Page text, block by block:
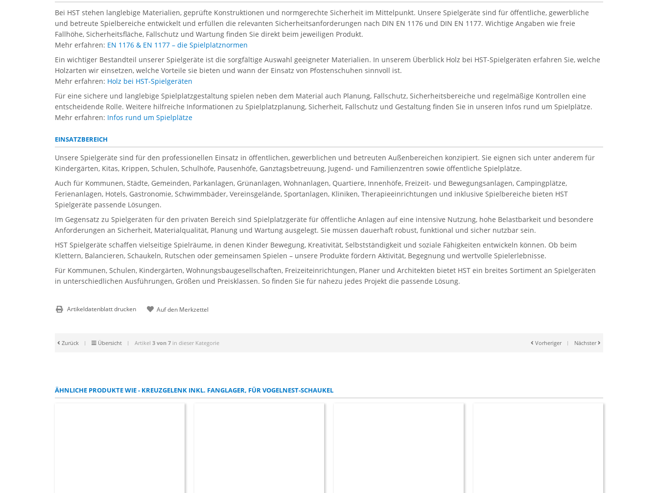
Bei HST stehen langlebige Materialien, geprüfte Konstruktionen und normgerechte Sicherheit im Mittelpunkt. Unsere Spielgeräte sind für öffentliche, gewerbliche
und betreute Spielbereiche entwickelt und erfüllen die relevanten Sicherheitsanforderungen nach DIN EN 1176 und DIN EN 1177. Wichtige Angaben wie freie
Fallhöhe, Sicherheitsfläche, Fallschutz und Wartung finden Sie direkt beim jeweiligen Produkt.
Mehr erfahren: EN 1176 & EN 1177 – die Spielplatznormen
Ein wichtiger Bestandteil unserer Spielgeräte ist die sorgfältige Auswahl geeigneter Materialien. In unserem Überblick Holz bei HST-Spielgeräten erfahren Sie, welche
Holzarten wir einsetzen, welche Vorteile sie bieten und wann der Einsatz von Pfostenschuhen sinnvoll ist.
Mehr erfahren: Holz bei HST-Spielgeräten
Für eine sichere und langlebige Spielplatzgestaltung spielen neben dem Material auch Planung, Fallschutz, Sicherheitsbereiche und regelmäßige Kontrollen eine
entscheidende Rolle. Weitere hilfreiche Informationen zu Spielplatzplanung, Sicherheit, Fallschutz und Gestaltung finden Sie in unseren Infos rund um Spielplätze.
Mehr erfahren: Infos rund um Spielplätze
EINSATZBEREICH
Unsere Spielgeräte sind für den professionellen Einsatz in öffentlichen, gewerblichen und betreuten Außenbereichen konzipiert. Sie eignen sich unter anderem für
Kindergärten, Kitas, Krippen, Schulen, Schulhöfe, Pausenhöfe, Ganztagsbetreuung, Jugend- und Familienzentren sowie öffentliche Spielplätze.
Auch für Kommunen, Städte, Gemeinden, Parkanlagen, Grünanlagen, Wohnanlagen, Quartiere, Innenhöfe, Freizeit- und Bewegungsanlagen, Campingplätze,
Ferienanlagen, Hotels, Gastronomie, Schwimmbäder, Vereinsgelände, Sportanlagen, Kliniken, Therapieeinrichtungen und inklusive Spielbereiche bieten HST
Spielgeräte passende Lösungen.
Im Gegensatz zu Spielgeräten für den privaten Bereich sind Spielplatzgeräte für öffentliche Anlagen auf eine intensive Nutzung, hohe Belastbarkeit und besondere
Anforderungen an Sicherheit, Materialqualität, Planung und Wartung ausgelegt. Sie müssen dauerhaft robust, funktional und sicher nutzbar sein.
HST Spielgeräte schaffen vielseitige Spielräume, in denen Kinder Bewegung, Kreativität, Selbstständigkeit und soziale Fähigkeiten entwickeln können. Ob beim
Klettern, Balancieren, Schaukeln, Rutschen oder gemeinsamen Spielen – unsere Produkte fördern Aktivität, Begegnung und wertvolle Spielerlebnisse.
Für Kommunen, Schulen, Kindergärten, Wohnungsbaugesellschaften, Freizeiteinrichtungen, Planer und Architekten bietet HST ein breites Sortiment an Spielgeräten
in unterschiedlichen Ausführungen, Größen und Preisklassen. So finden Sie für nahezu jedes Projekt die passende Lösung.
Artikeldatenblatt drucken
Zurück | Übersicht | Artikel 3 von 7 in dieser Kategorie Vorheriger | Nächster
ÄHNLICHE PRODUKTE WIE - KREUZGELENK INKL. FANGLAGER, FÜR VOGELNEST-SCHAUKEL